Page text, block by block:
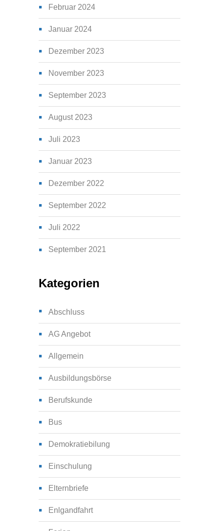
Februar 2024
Januar 2024
Dezember 2023
November 2023
September 2023
August 2023
Juli 2023
Januar 2023
Dezember 2022
September 2022
Juli 2022
September 2021
Kategorien
Abschluss
AG Angebot
Allgemein
Ausbildungsbörse
Berufskunde
Bus
Demokratiebilung
Einschulung
Elternbriefe
Enlgandfahrt